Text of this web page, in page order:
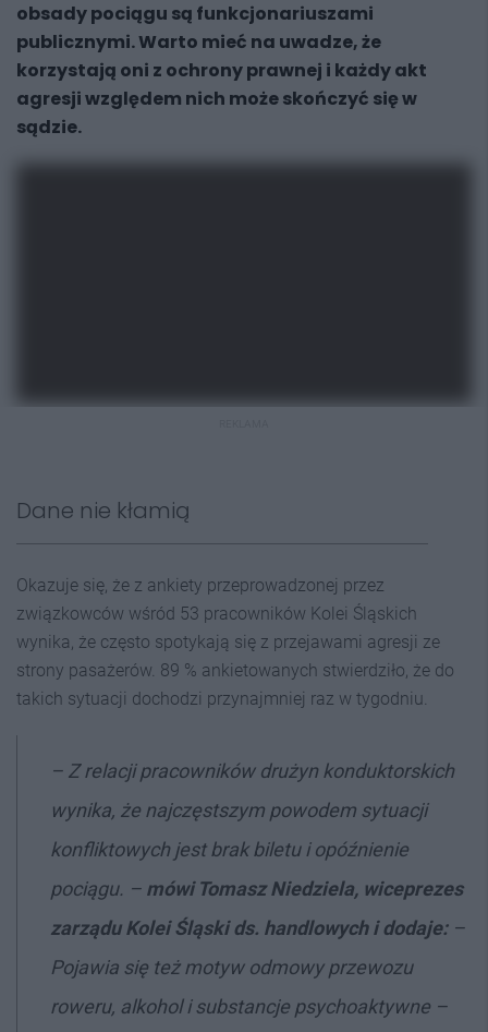
obsady pociągu są funkcjonariuszami
publicznymi. Warto mieć na uwadze, że
korzystają oni z ochrony prawnej i każdy akt
agresji względem nich może skończyć się w
sądzie.
Dane nie kłamią
Okazuje się, że z ankiety przeprowadzonej przez
związkowców wśród 53 pracowników Kolei Śląskich
wynika, że często spotykają się z przejawami agresji ze
strony pasażerów. 89 % ankietowanych stwierdziło, że do
takich sytuacji dochodzi przynajmniej raz w tygodniu.
– Z relacji pracowników drużyn konduktorskich
wynika, że najczęstszym powodem sytuacji
konfliktowych jest brak biletu i opóźnienie
pociągu. – mówi Tomasz Niedziela, wiceprezes
zarządu Kolei Śląski ds. handlowych i dodaje:–
Pojawia się też motyw odmowy przewozu
roweru, alkohol i substancje psychoaktywne –